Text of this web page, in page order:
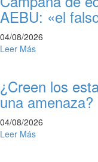
AEBU: «el
04/08/2026
Leer Más
¿Creen los
una amenaza?
04/08/2026
Leer Más